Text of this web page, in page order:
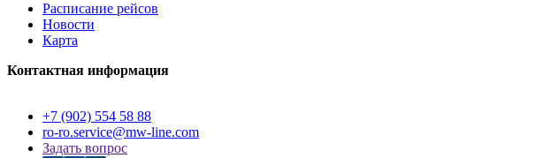
Расписание рейсов
Новости
Карта
Контактная информация
+7 (902) 554 58 88
ro-ro.service@mw-line.com
Задать вопрос